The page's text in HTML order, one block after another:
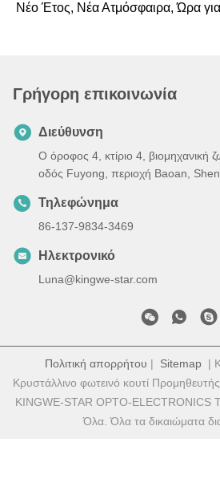
Νέο Έτος, Νέα Ατμόσφαιρα, Ώρα
Γρήγορη επικοινωνία
Διεύθυνση
Ο όροφος 4, κτίριο 4, βιομηχανική
οδός Fuyong, περιοχή Baoan,
Τηλεφώνημα
86-137-9834-3469
Ηλεκτρονικό
Luna@kingwe-star.com
Πολιτική απορρήτου | Sitemap |
Κρυστάλλινο φωτεινό κουτί
KINGWE-STAR OPTO-ELECTRONICS
Όλα. Όλα τα δικαιώματα